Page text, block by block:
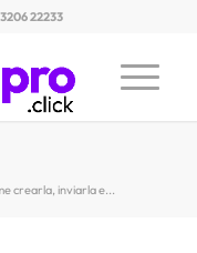
22233
crearla, inviarla e...